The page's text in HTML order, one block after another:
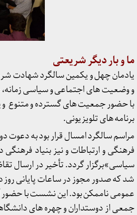
ماوبار دیگر شریعتی
یادمان چهل و یکمین سالگرد شهادت
و وضعیت های اجتماعی و سیاسی
با حضور جمعیت های گسترده و متنوع و یا
برنامه های تلویزیونی.
مراسم سالگرد امسال قرار بود به دعوت
فرهنگی و ارتباطات و نیز بنیاد
سیاسی»برگزار گردد. تأخیر در ارسال
عمومی ناممکن بود. این نشست با حضور